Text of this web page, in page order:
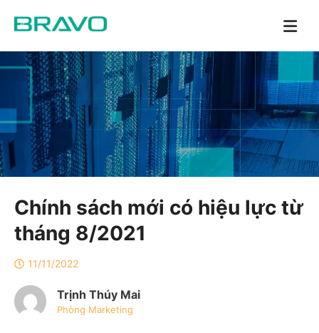
Chính sách mới có hiệu lực từ
tháng 8/2021
11/11/2022
Trịnh Thúy Mai
Phòng Marketing